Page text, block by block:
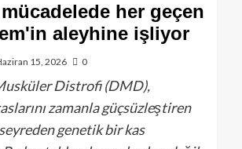
her geçen
aleyhine işliyor
15, 2026 0
Distrofi (DMD),
zamanla güçsüzleştiren
genetik bir kas